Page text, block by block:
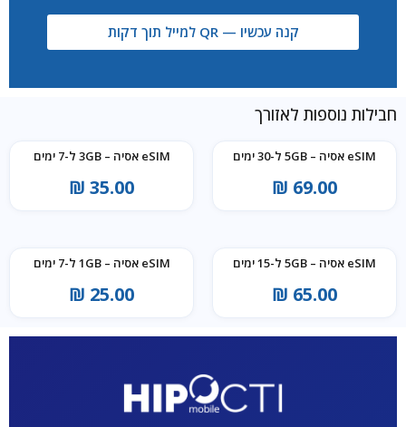
קנה עכשיו — QR למייל תוך דקות
חבילות נוספות לאזורך
eSIM אסיה – 5GB ל-30 ימים
69.00
₪
eSIM אסיה – 3GB ל-7 ימים
35.00
₪
eSIM אסיה – 5GB ל-15 ימים
65.00
₪
eSIM אסיה – 1GB ל-7 ימים
25.00
₪